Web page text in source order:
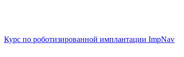
Курс по роботизированной имплантации ImpNav